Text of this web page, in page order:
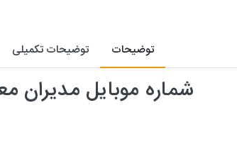
توضیحات توضیحات تکمیلی
شماره موبایل مدیران